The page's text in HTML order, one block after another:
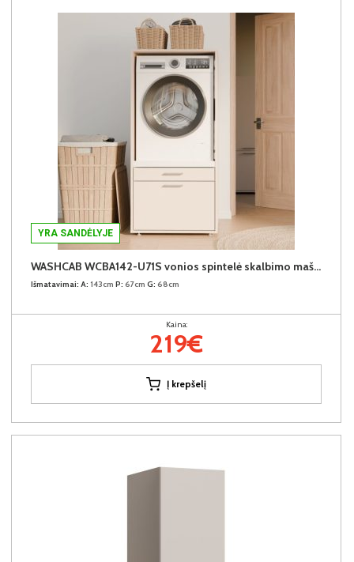
YRA SANDĖLYJE
WASHCAB WCBA142-U71S vonios spintelė skalbimo mašinai
Išmatavimai: A: 143cm P: 67cm G: 68cm
Kaina:
219€
Į krepšelį